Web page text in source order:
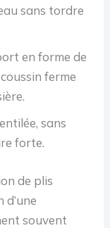
sans tordre
en forme de
ferme
sans
forte.
de plis
souvent